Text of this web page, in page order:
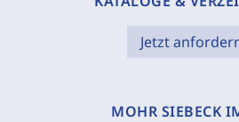
Jetzt
MOHR SIEBECK